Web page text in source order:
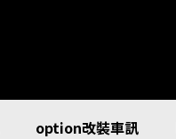
option改裝車訊